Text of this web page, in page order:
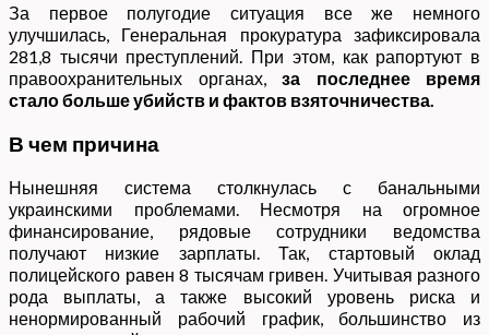
За первое полугодие ситуация все же немного
улучшилась, Генеральная прокуратура зафиксировала
281,8 тысячи преступлений. При этом, как рапортуют в
правоохранительных органах, за последнее время
стало больше убийств и фактов взяточничества.
В чем причина
Нынешняя система столкнулась с банальными
украинскими проблемами. Несмотря на огромное
финансирование, рядовые сотрудники ведомства
получают низкие зарплаты. Так, стартовый оклад
полицейского равен 8 тысячам гривен. Учитывая разного
рода выплаты, а также высокий уровень риска и
ненормированный рабочий график, большинство из